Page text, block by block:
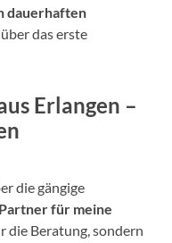
dauerhaften
über das erste
Erlangen –
die gängige
für meine
die Beratung, sondern